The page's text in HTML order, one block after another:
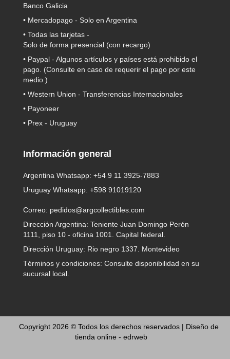
Banco Galicia
• Mercadopago - Solo en Argentina
• Todas las tarjetas -
Solo de forma presencial (con recargo)
• Paypal - Algunos artículos y países está prohibido el
pago. (Consulte en caso de requerir el pago por este
medio )
• Western Union - Transferencias Internacionales
• Payoneer
• Prex - Uruguay
Información general
Argentina Whatsapp: +54 9 11 3925-7883
Uruguay Whatsapp: +598 91019120
Correo: pedidos@argcollectibles.com
Dirección Argentina: Teniente Juan Domingo Perón
1111, piso 10 - oficina 1001. Capital federal.
Dirección Uruguay: Rio negro 1337. Montevideo
Términos y condiciones: Consulte disponibilidad en su
sucursal local.
Copyright 2026 © Todos los derechos reservados | Diseño de
tienda online - edrweb